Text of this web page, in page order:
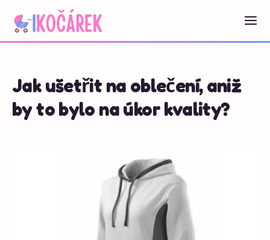
Jak ušetřit na oblečení, aniž
by to bylo na úkor kvality?